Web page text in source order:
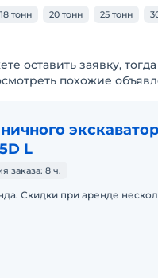
18 тонн 20 тонн 25 тонн
оставить заявку,
похожие
L
заказа: 8 ч.
Скидки при аренде